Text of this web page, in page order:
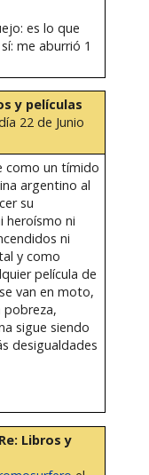
es lo que
me aburrió 1
y películas
22 de Junio
como un tímido
argentino al
su
heroísmo ni
ni
y como
película de
van en moto,
pobreza,
sigue siendo
desigualdades
Libros y